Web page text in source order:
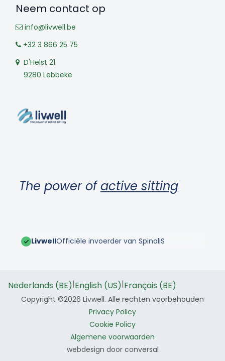
Neem contact op
info@livwell.be
+32 3 866 25 75
D'Helst 21
9280 Lebbeke
The power ofactive sitting
LivwellOfficiële invoerder van SpinaliS
Copyright ©2026 Livwell. Alle rechten voorbehouden
Privacy Policy
Cookie Policy
Algemene voorwaarden
webdesign door conversal
Nederlands (BE)|English (US)|Français (BE)